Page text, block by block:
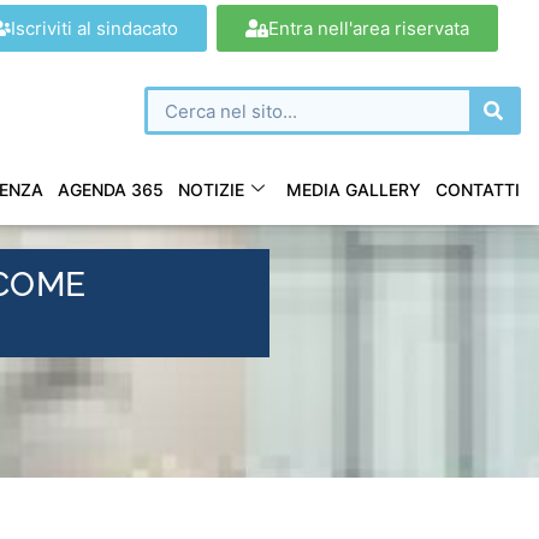
Iscriviti al sindacato Entra nell'area riservata
AGENDA 365 NOTIZIE MEDIA GALLERY CONTATTI